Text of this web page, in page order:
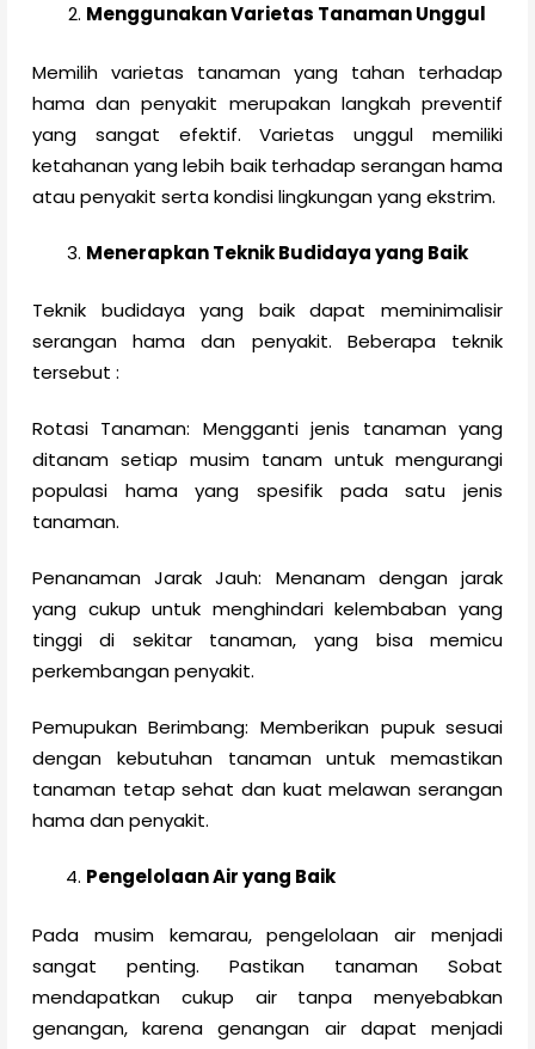
Menggunakan Varietas Tanaman Unggul
Memilih varietas tanaman yang tahan terhadap
hama dan penyakit merupakan langkah preventif
yang sangat efektif. Varietas unggul memiliki
ketahanan yang lebih baik terhadap serangan hama
atau penyakit serta kondisi lingkungan yang ekstrim.
Menerapkan Teknik Budidaya yang Baik
Teknik budidaya yang baik dapat meminimalisir
serangan hama dan penyakit. Beberapa teknik
tersebut :
Rotasi Tanaman: Mengganti jenis tanaman yang
ditanam setiap musim tanam untuk mengurangi
populasi hama yang spesifik pada satu jenis
tanaman.
Penanaman Jarak Jauh: Menanam dengan jarak
yang cukup untuk menghindari kelembaban yang
tinggi di sekitar tanaman, yang bisa memicu
perkembangan penyakit.
Pemupukan Berimbang: Memberikan pupuk sesuai
dengan kebutuhan tanaman untuk memastikan
tanaman tetap sehat dan kuat melawan serangan
hama dan penyakit.
Pengelolaan Air yang Baik
Pada musim kemarau, pengelolaan air menjadi
sangat penting. Pastikan tanaman Sobat
mendapatkan cukup air tanpa menyebabkan
genangan, karena genangan air dapat menjadi